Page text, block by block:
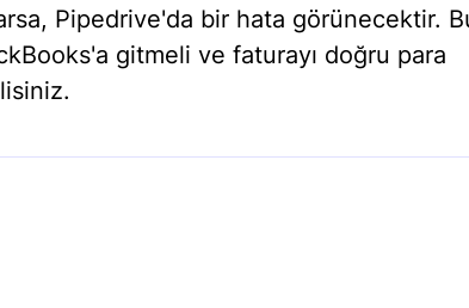
Pipedrive'da bir hata görünecektir.
gitmeli ve faturayı doğru para